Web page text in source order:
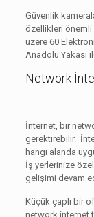
Güvenlik
özellikleri önemli
üzere 60
Anadolu Yakası
Network
İnternet, bir
gerektirebilir.
hangi alanda
İş yerlerinize
gelişimi devam
Küçük çaplı bir
network internet